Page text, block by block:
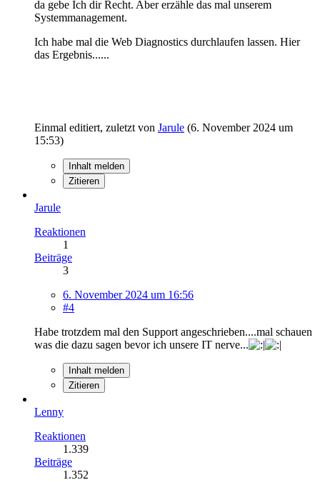
da gebe Ich dir Recht. Aber erzähle das mal unserem
Systemmanagement.
Ich habe mal die Web Diagnostics durchlaufen lassen. Hier
das Ergebnis......
Einmal editiert, zuletzt von Jarule (6. November 2024 um
15:53)
Inhalt melden
Zitieren
Jarule
Reaktionen
1
Beiträge
3
6. November 2024 um 16:56
#4
Habe trotzdem mal den Support angeschrieben....mal schauen
was die dazu sagen bevor ich unsere IT nerve...
Inhalt melden
Zitieren
Lenny
Reaktionen
1.339
Beiträge
1.352